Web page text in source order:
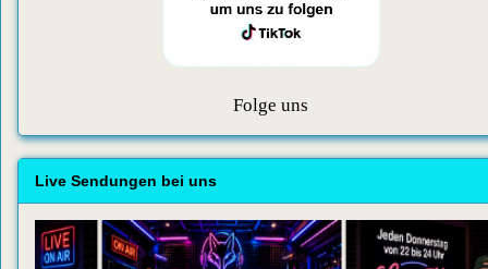
Folge uns
Live Sendungen bei uns